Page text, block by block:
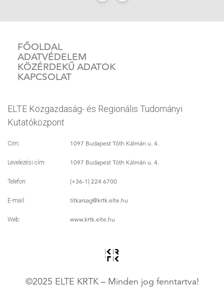
FŐOLDAL
ADATVÉDELEM
KÖZÉRDEKŰ ADATOK
KAPCSOLAT
ELTE Közgazdaság- és Regionális Tudományi
Kutatóközpont
Cím: 1097 Budapest Tóth Kálmán u. 4.
Levelezési cím: 1097 Budapest Tóth Kálmán u. 4.
Telefon: (+36-1) 224 6700
E-mail: titkarsag@krtk.elte.hu
Web: www.krtk.elte.hu
©2025 ELTE KRTK – Minden jog fenntartva!